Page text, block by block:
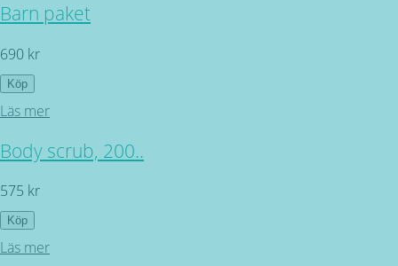
Barn paket
690 kr
Köp
Läs mer
Body scrub, 200..
575 kr
Köp
Läs mer